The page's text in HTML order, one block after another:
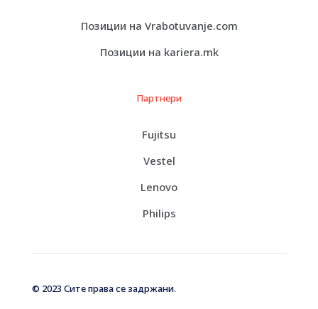
Позиции на Vrabotuvanje.com
Позиции на kariera.mk
Партнери
Fujitsu
Vestel
Lenovo
Philips
© 2023 Сите права се задржани.